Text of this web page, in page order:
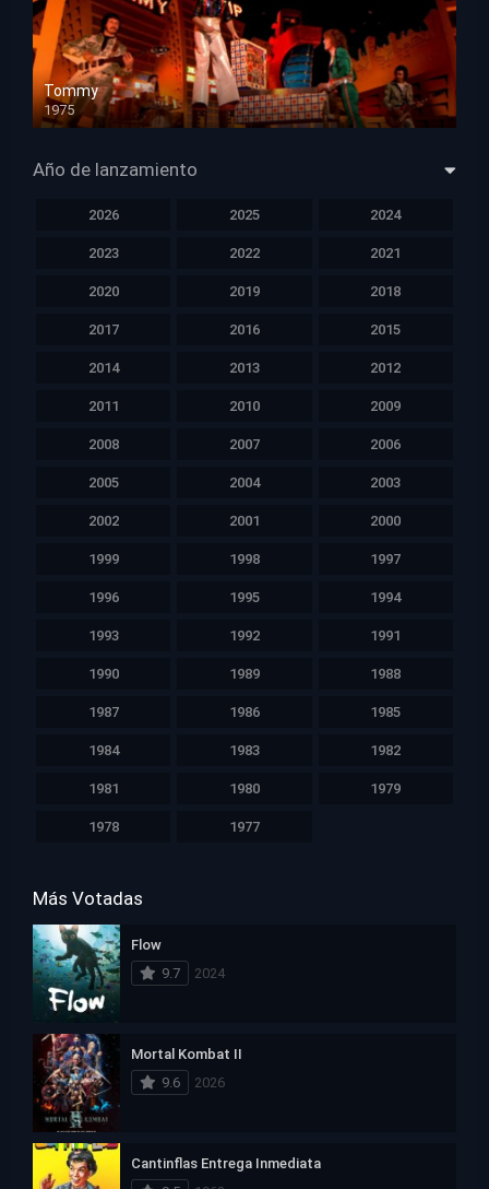
Tommy
1975
HD 1080p
Año de lanzamiento
2026 2025 2024
2023 2022 2021
2020 2019 2018
2017 2016 2015
2014 2013 2012
2011 2010 2009
2008 2007 2006
2005 2004 2003
2002 2001 2000
1999 1998 1997
1996 1995 1994
1993 1992 1991
1990 1989 1988
1987 1986 1985
1984 1983 1982
1981 1980 1979
1978 1977
Más Votadas
Flow
9.7
2024
Mortal Kombat II
9.6
2026
Cantinflas Entrega Inmediata